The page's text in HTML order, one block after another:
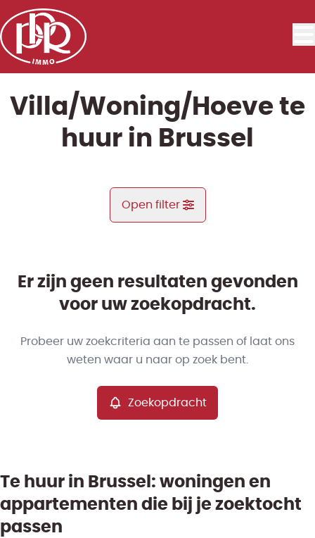
Ga naar hoofdinhoud
Villa/Woning/Hoeve te
huur in Brussel
Open filter
Brussel (1000)
Remove
Villa/Woning/Hoeve
Remove
Max. budget
Kaartweergave
Zoekopdracht Sorteer op
Er zijn geen resultaten gevonden
voor uw zoekopdracht.
Probeer uw zoekcriteria aan te passen of laat ons
weten waar u naar op zoek bent.
Zoekopdracht
Te huur in Brussel: woningen en
appartementen die bij je zoektocht
passen